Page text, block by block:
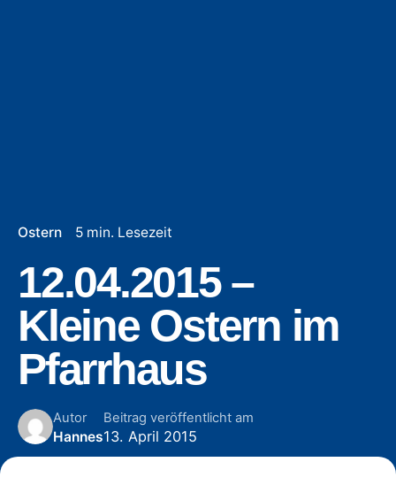
Ostern 5 min. Lesezeit
12.04.2015 –
Kleine Ostern im
Pfarrhaus
Autor
Hannes
Beitrag veröffentlicht am
13. April 2015